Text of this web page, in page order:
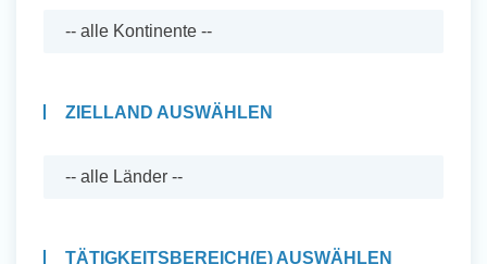
ZIELLAND AUSWÄHLEN
TÄTIGKEITSBEREICH(E) AUSWÄHLEN